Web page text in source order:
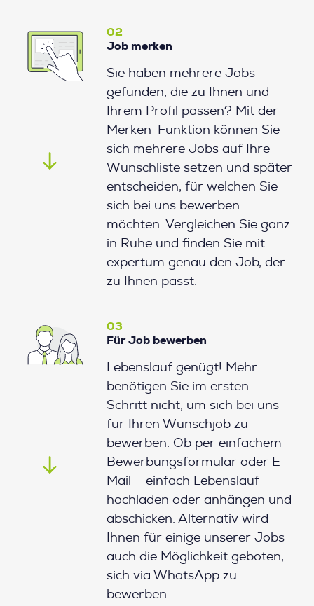
02
Job merken
Sie haben mehrere Jobs
gefunden, die zu Ihnen und
Ihrem Profil passen? Mit der
Merken-Funktion können Sie
sich mehrere Jobs auf Ihre
Wunschliste setzen und später
entscheiden, für welchen Sie
sich bei uns bewerben
möchten. Vergleichen Sie ganz
in Ruhe und finden Sie mit
expertum genau den Job, der
zu Ihnen passt.
03
Für Job bewerben
Lebenslauf genügt! Mehr
benötigen Sie im ersten
Schritt nicht, um sich bei uns
für Ihren Wunschjob zu
bewerben. Ob per einfachem
Bewerbungsformular oder E-
Mail – einfach Lebenslauf
hochladen oder anhängen und
abschicken. Alternativ wird
Ihnen für einige unserer Jobs
auch die Möglichkeit geboten,
sich via WhatsApp zu
bewerben.